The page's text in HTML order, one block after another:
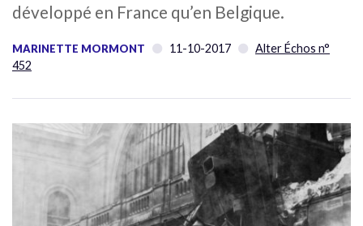
développé en France qu’en Belgique.
MARINETTE MORMONT 11-10-2017
Alter Échos n°
452